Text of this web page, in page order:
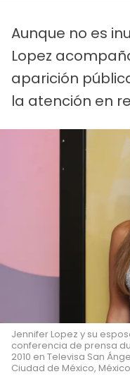
Aunque no es
Lopez
aparición
la atención en
Jennifer Lopez y su
conferencia de prensa
2010 en Televisa San
Ciudad de México,